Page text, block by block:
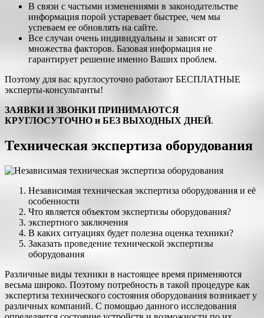
В связи с частыми изменениями в законодательстве
информация порой устаревает быстрее, чем мы
успеваем ее обновлять на сайте.
Все случаи очень индивидуальны и зависят от
множества факторов. Базовая информация не
гарантирует решение именно Ваших проблем.
Поэтому для вас круглосуточно работают БЕСПЛАТНЫЕ
эксперты-консультанты!
ЗАЯВКИ И ЗВОНКИ ПРИНИМАЮТСЯ
КРУГЛОСУТОЧНО и БЕЗ ВЫХОДНЫХ ДНЕЙ.
Техническая экспертиза оборудования
Независимая техническая экспертиза оборудования и её
особенности
Что является объектом экспертизы оборудования?
экспертного заключения
В каких ситуациях будет полезна оценка техники?
Заказать проведение технической экспертизы
оборудования
Различные виды техники в настоящее время применяются
весьма широко. Поэтому потребность в такой процедуре как
экспертиза технического состояния оборудования возникает у
различных компаний. С помощью данного исследования